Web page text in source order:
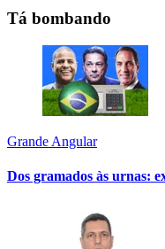
Tá bombando
Grande Angular
Dos gramados às urnas: